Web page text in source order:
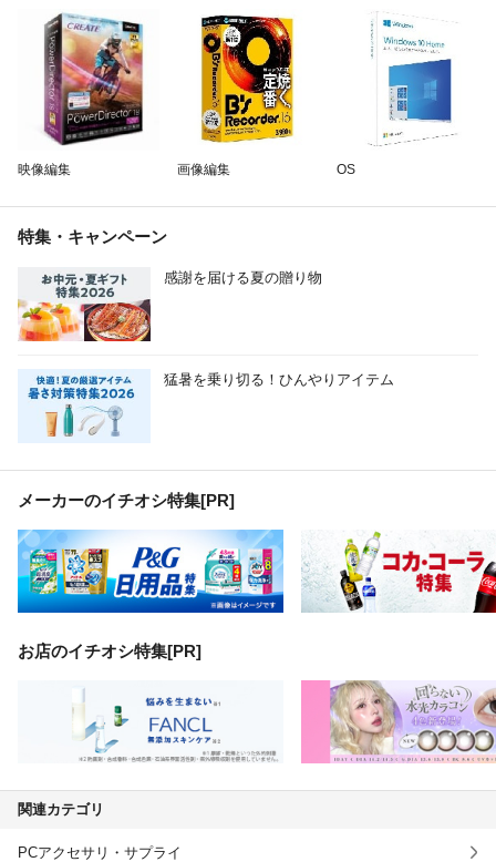
映像編集 画像編集 OS
特集・キャンペーン
感謝を届ける夏の贈り物
猛暑を乗り切る！ひんやりアイテム
メーカーのイチオシ特集[PR]
お店のイチオシ特集[PR]
関連カテゴリ
PCアクセサリ・サプライ